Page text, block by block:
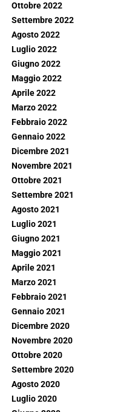
Ottobre 2022
Settembre 2022
Agosto 2022
Luglio 2022
Giugno 2022
Maggio 2022
Aprile 2022
Marzo 2022
Febbraio 2022
Gennaio 2022
Dicembre 2021
Novembre 2021
Ottobre 2021
Settembre 2021
Agosto 2021
Luglio 2021
Giugno 2021
Maggio 2021
Aprile 2021
Marzo 2021
Febbraio 2021
Gennaio 2021
Dicembre 2020
Novembre 2020
Ottobre 2020
Settembre 2020
Agosto 2020
Luglio 2020